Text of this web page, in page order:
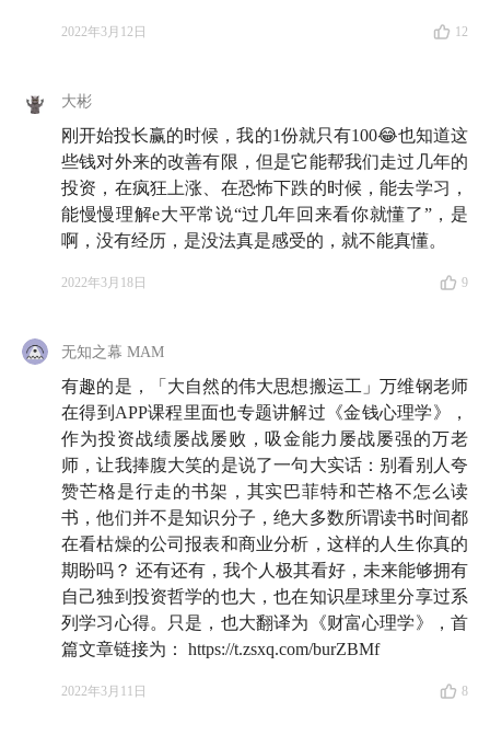
收听提示 🎧
02:04摩根·侯赛尔何许人也？
03:59雨白的 Aha 时刻：爸妈不买基金、同龄人情不自
禁地加仓中概股，原来都是因为这一点 😮‍💨
07:04小羊的 Aha 时刻：原来我一直在假装投资，不仅
13:16四大投资迷思之「为什么一些知名投资人说别碰
17:24四大投资迷思之「为什么你不必追求超高的回
报？」
19:21 四大投资迷思之「你真的想成为巴菲特吗？」
22:12四大投资迷思之「为什么道理都懂但总是做不
到？」
26:05反直觉的个人投资小贴士 ☝️：大部分时间做出合
理的决策 > 完全保持理性
26:24你看 🔍指数基金
之父的儿子成为了主动基金
管理人
27:02你看 🔍 利率再低，这个男人也要全款买房，只
2022年3月12日 12
大彬
刚开始投长赢的时候，我的1份就只有100😂也知道这
些钱对外来的改善有限，但是它能帮我们走过几年的
投资，在疯狂上涨、在恐怖下跌的时候，能去学习，
能慢慢理解e大平常说“过几年回来看你就懂了”，是
啊，没有经历，是没法真是感受的，就不能真懂。
2022年3月18日 9
无知之幕 MAM
有趣的是，「大自然的伟大思想搬运工」万维钢老师
在得到APP课程里面也专题讲解过《金钱心理学》，
作为投资战绩屡战屡败，吸金能力屡战屡强的万老
师，让我捧腹大笑的是说了一句大实话：别看别人夸
赞芒格是行走的书架，其实巴菲特和芒格不怎么读
书，他们并不是知识分子，绝大多数所谓读书时间都
在看枯燥的公司报表和商业分析，这样的人生你真的
期盼吗？ 还有还有，我个人极其看好，未来能够拥有
自己独到投资哲学的也大，也在知识星球里分享过系
列学习心得。只是，也大翻译为《财富心理学》，首
篇文章链接为： https://t.zsxq.com/burZBMf
2022年3月11日 8